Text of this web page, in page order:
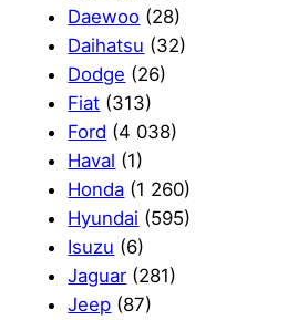
Daewoo (28)
Daihatsu (32)
Dodge (26)
Fiat (313)
Ford (4 038)
Haval (1)
Honda (1 260)
Hyundai (595)
Isuzu (6)
Jaguar (281)
Jeep (87)